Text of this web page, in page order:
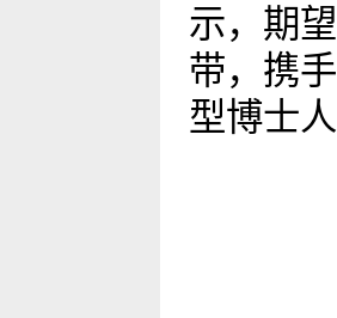
示，期
带，携
型博士